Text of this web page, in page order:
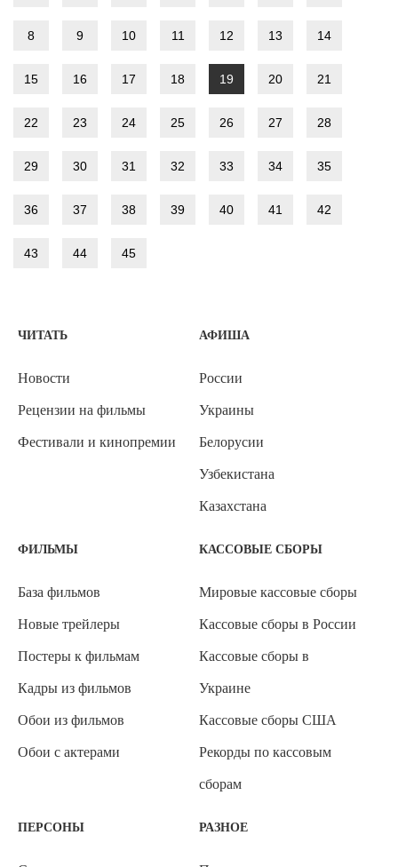
8 9 10 11 12 13 14
15 16 17 18 19 20 21
22 23 24 25 26 27 28
29 30 31 32 33 34 35
36 37 38 39 40 41 42
43 44 45
ЧИТАТЬ
Новости
Рецензии на фильмы
Фестивали и кинопремии
АФИША
России
Украины
Белорусии
Узбекистана
Казахстана
ФИЛЬМЫ
База фильмов
Новые трейлеры
Постеры к фильмам
Кадры из фильмов
Обои из фильмов
Обои с актерами
КАССОВЫЕ СБОРЫ
Мировые кассовые сборы
Кассовые сборы в России
Кассовые сборы в
Украине
Кассовые сборы США
Рекорды по кассовым
сборам
ПЕРСОНЫ РАЗНОЕ